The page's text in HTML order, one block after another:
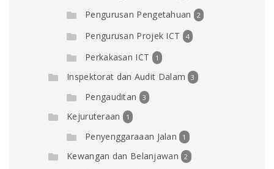
Pengurusan Pengetahuan 2
Pengurusan Projek ICT 4
Perkakasan ICT 1
Inspektorat dan Audit Dalam 3
Pengauditan 3
Kejuruteraan 1
Penyenggaraaan Jalan 1
Kewangan dan Belanjawan 2